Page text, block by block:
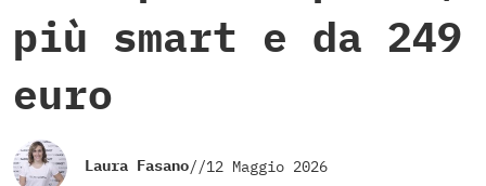
più smart e da 249
euro
Laura Fasano//12 Maggio 2026